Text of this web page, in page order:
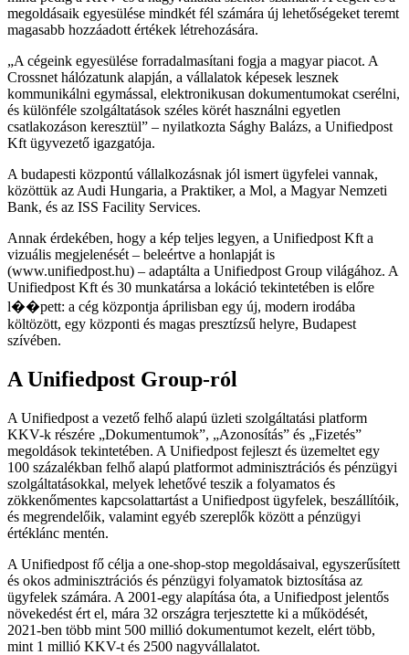
megoldásaik egyesülése mindkét fél számára új lehetőségeket teremt
magasabb hozzáadott értékek létrehozására.
A cégeink egyesülése forradalmasítani fogja a magyar piacot. A
Crossnet hálózatunk alapján, a vállalatok képesek lesznek
kommunikálni egymással, elektronikusan dokumentumokat cserélni,
és különféle szolgáltatások széles körét használni egyetlen
csatlakozáson keresztül
– nyilatkozta Sághy Balázs, a Unifiedpost
Kft ügyvezető igazgatója.
A budapesti központú vállalkozásnak jól ismert ügyfelei vannak,
közöttük az Audi Hungaria, a Praktiker, a Mol, a Magyar Nemzeti
Bank, és az ISS Facility Services.
Annak érdekében, hogy a kép teljes legyen, a Unifiedpost Kft a
vizuális megjelenését – beleértve a honlapját is
(www.unifiedpost.hu) – adaptálta a Unifiedpost Group világához. A
Unifiedpost Kft és 30 munkatársa a lokáció tekintetében is előre
l��pett: a cég központja áprilisban egy új, modern irodába
költözött, egy központi és magas presztízsű helyre, Budapest
szívében.
A Unifiedpost Group-ról
A Unifiedpost a vezető felhő alapú üzleti szolgáltatási platform
KKV-k részére „Dokumentumok”, „Azonosítás” és „Fizetés”
megoldások tekintetében. A Unifiedpost fejleszt és üzemeltet egy
100 százalékban felhő alapú platformot adminisztrációs és pénzügyi
szolgáltatásokkal, melyek lehetővé teszik a folyamatos és
zökkenőmentes kapcsolattartást a Unifiedpost ügyfelek, beszállítóik,
és megrendelőik, valamint egyéb szereplők között a pénzügyi
értéklánc mentén.
A Unifiedpost fő célja a one-shop-stop megoldásaival, egyszerűsített
és okos adminisztrációs és pénzügyi folyamatok biztosítása az
ügyfelek számára. A 2001-egy alapítása óta, a Unifiedpost jelentős
növekedést ért el, mára 32 országra terjesztette ki a működését,
2021-ben több mint 500 millió dokumentumot kezelt, elért több,
mint 1 millió KKV-t és 2500 nagyvállalatot.